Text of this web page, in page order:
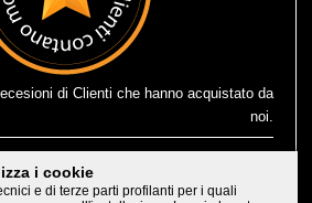
di Clienti che hanno acquistato da
noi.
e consegnatami in 1 solo giorno
i cookie
e di terze parti profilanti per i quali